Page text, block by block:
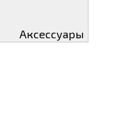
Аксессуары